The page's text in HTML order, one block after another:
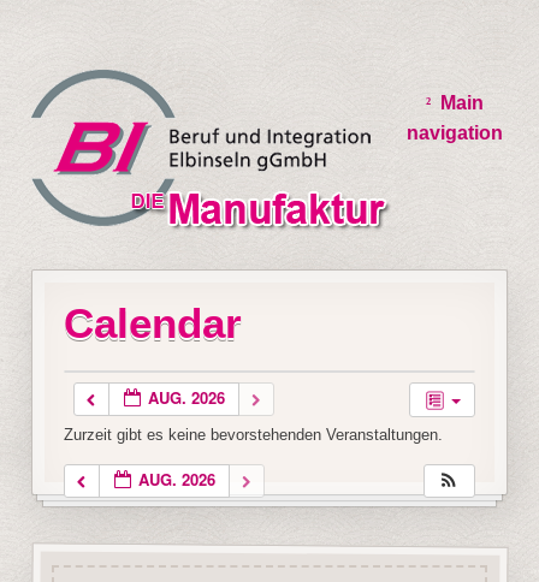
Main
navigation
Calendar
AUG. 2026
Zurzeit gibt es keine bevorstehenden Veranstaltungen.
AUG. 2026